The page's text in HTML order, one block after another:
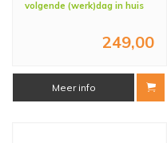
volgende (werk)dag in huis
249,00
Meer info